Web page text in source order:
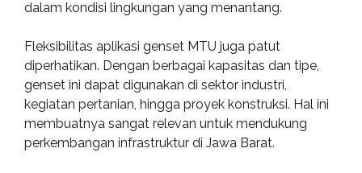
dalam kondisi lingkungan yang menantang.
Fleksibilitas aplikasi genset MTU juga patut
diperhatikan. Dengan berbagai kapasitas dan tipe,
genset ini dapat digunakan di sektor industri,
kegiatan pertanian, hingga proyek konstruksi. Hal ini
membuatnya sangat relevan untuk mendukung
perkembangan infrastruktur di Jawa Barat.